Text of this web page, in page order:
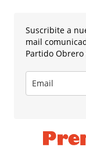
Suscribite a
mail
Partido